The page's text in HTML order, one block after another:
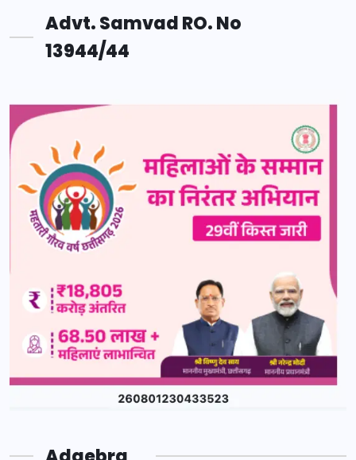
Advt. Samvad RO. No
13944/44